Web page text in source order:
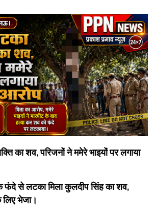
का शव, परिजनों ने ममेरे भाइयों पर लगाया
से लटका मिला कुलदीप सिंह का शव,
लिए भेजा।